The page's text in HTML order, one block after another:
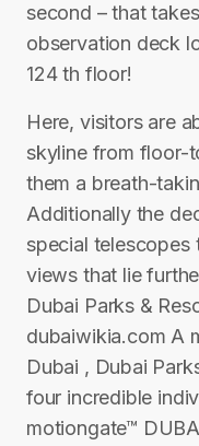
second – that
observation deck
124 th floor!
Here, visitors are
skyline from floor-
them a breath-
Additionally the
special
views that lie
Dubai Parks &
dubaiwikia.com A
Dubai , Dubai
four incredible
motiongate™